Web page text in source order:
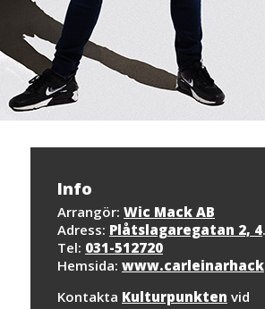
Info
Arrangör: Wic Mack AB
Adress: Plåtslagaregatan 2, 417 57 Göteborg
Tel: 031-512720
Hemsida: www.carleinarhackner.com
Kontakta Kulturpunkten vid